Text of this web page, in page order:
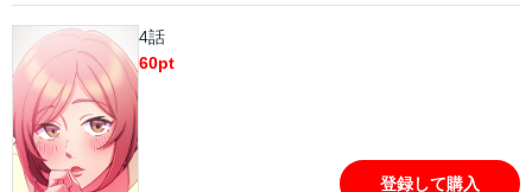
4話
60pt
登録して購入